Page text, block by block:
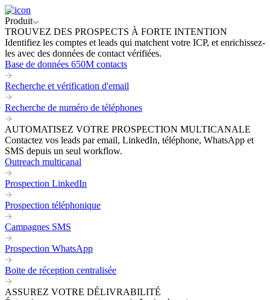
Produit
TROUVEZ DES PROSPECTS À FORTE INTENTION
Identifiez les comptes et leads qui matchent votre ICP, et enrichissez-
les avec des données de contact vérifiées.
Base de données 650M contacts
Recherche et vérification d'email
Recherche de numéro de téléphones
AUTOMATISEZ VOTRE PROSPECTION MULTICANALE
Contactez vos leads par email, LinkedIn, téléphone, WhatsApp et
SMS depuis un seul workflow.
Outreach multicanal
Prospection LinkedIn
Prospection téléphonique
Campagnes SMS
Prospection WhatsApp
Boite de réception centralisée
ASSUREZ VOTRE DÉLIVRABILITÉ